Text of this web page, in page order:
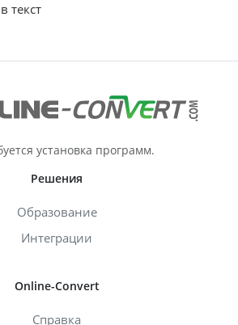
текст
установка программ.
Решения
Образование
Интеграции
Online-Convert
Справка